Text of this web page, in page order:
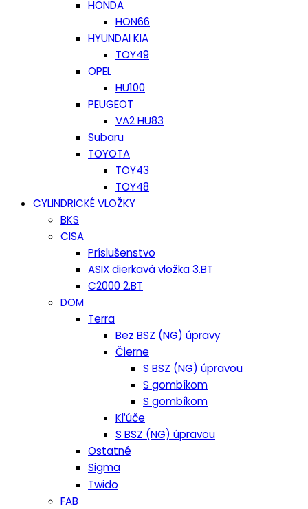
HONDA
HON66
HYUNDAI KIA
TOY49
OPEL
HU100
PEUGEOT
VA2 HU83
Subaru
TOYOTA
TOY43
TOY48
CYLINDRICKÉ VLOŽKY
BKS
CISA
Príslušenstvo
ASIX dierkavá vložka 3.BT
C2000 2.BT
DOM
Terra
Bez BSZ (NG) úpravy
Čierne
S BSZ (NG) úpravou
S gombíkom
S gombíkom
Kľúče
S BSZ (NG) úpravou
Ostatné
Sigma
Twido
FAB